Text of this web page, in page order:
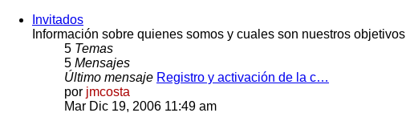
Invitados
Información sobre quienes somos y cuales son nuestros objetivos
5 Temas
5 Mensajes
Último mensaje Registro y activación de la c…
por jmcosta
Mar Dic 19, 2006 11:49 am